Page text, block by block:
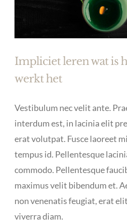
Impliciet leren wat is
werkt het
Vestibulum nec velit ante.
interdum est, in lacinia elit
erat volutpat. Fusce laoreet
tempus id. Pellentesque
commodo. Pellentesque
maximus velit bibendum et.
non venenatis feugiat, erat
viverra diam.